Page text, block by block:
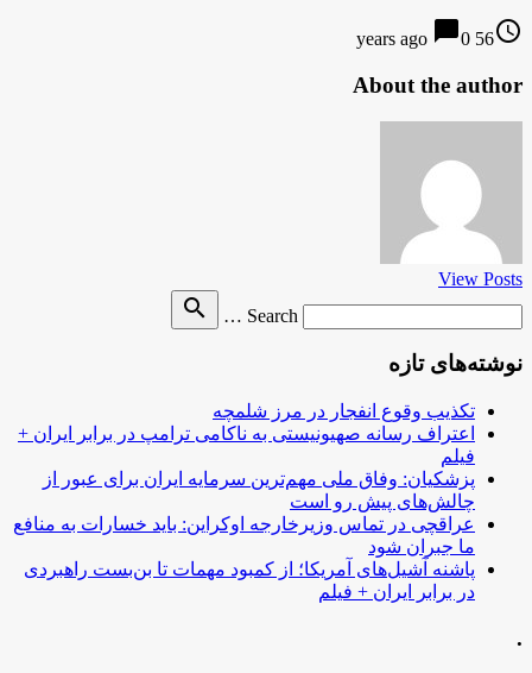
access_time
56 years ago
chat_bubble0
About the author
View Posts
Search …
search
نوشته‌های تازه
تکذیب وقوع انفجار در مرز شلمچه
اعتراف رسانه صهیونیستی به ناکامی ترامپ در برابر ایران +
فیلم
پزشکیان: وفاق ملی مهم‌ترین سرمایه ایران برای عبور از
چالش‌های پیش رو است
عراقچی در تماس وزیرخارجه اوکراین: باید خسارات به منافع
ما جبران شود
پاشنه آشیل‌های آمریکا؛ از کمبود مهمات تا بن‌بست راهبردی
در برابر ایران + فیلم
.